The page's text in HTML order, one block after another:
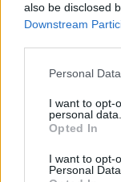
also be disclosed
Downstream
Please note that
not limited to your
grant or deny
use your data for
consent section.
Personal
I want to opt-
personal data.
Opted In
I want to opt-
Personal Data.
ενημερωθείτε